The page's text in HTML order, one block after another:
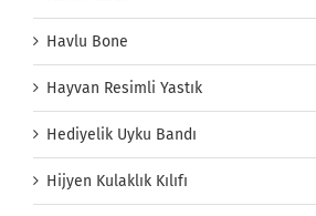
Havlu Bone
Hayvan Resimli Yastık
Hediyelik Uyku Bandı
Hijyen Kulaklık Kılıfı